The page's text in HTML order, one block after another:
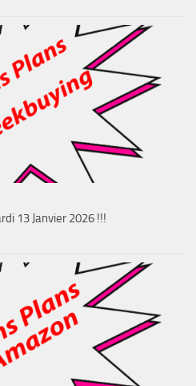
13 Janvier 2026 !!!